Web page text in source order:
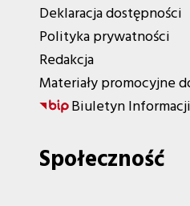
Deklaracja dostępności
Polityka prywatności
Redakcja
Materiały promocyjne
Biuletyn
Społeczność